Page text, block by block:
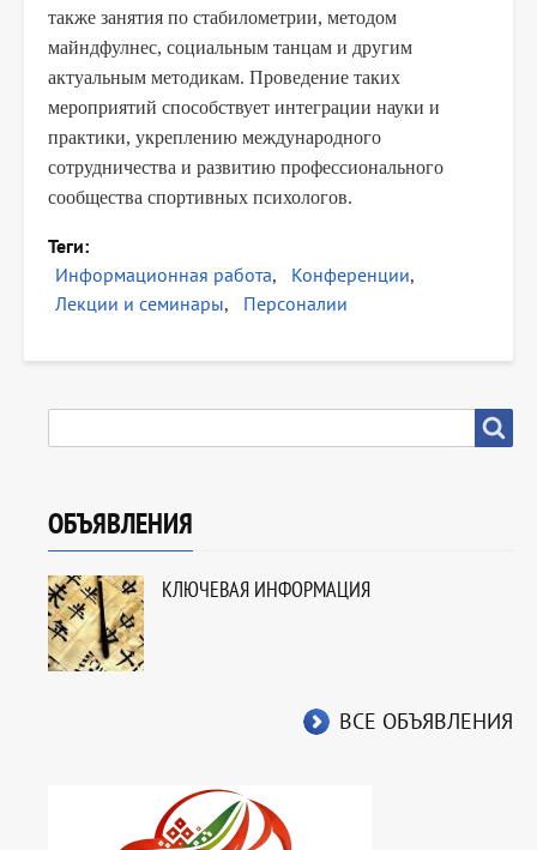
также занятия по стабилометрии, методом
майндфулнес, социальным танцам и другим
актуальным методикам. Проведение таких
мероприятий способствует интеграции науки и
практики, укреплению международного
сотрудничества и развитию профессионального
сообщества спортивных психологов.
Теги
Информационная работа
Конференции
Лекции и семинары
Персоналии
ОБЪЯВЛЕНИЯ
КЛЮЧЕВАЯ ИНФОРМАЦИЯ
ВСЕ ОБЪЯВЛЕНИЯ